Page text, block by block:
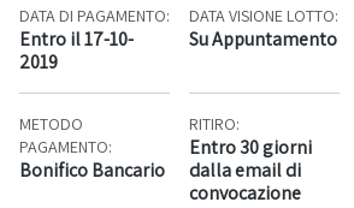
DATA DI PAGAMENTO:
Entro il 17-10-
2019
DATA VISIONE LOTTO:
Su Appuntamento
METODO
PAGAMENTO:
Bonifico Bancario
RITIRO:
Entro 30 giorni
dalla email di
convocazione